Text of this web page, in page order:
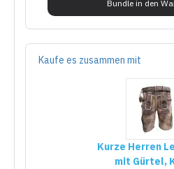
Bundle in den
Kaufe es zusammen mit
Kurze Herren
mit Gürtel,